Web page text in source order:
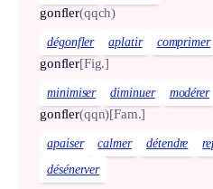
gonfler(qqch)
dégonfler aplatir comprimer
gonfler[Fig.]
minimiser diminuer modérer
gonfler(qqn)[Fam.]
apaiser calmer détendre
désénerver